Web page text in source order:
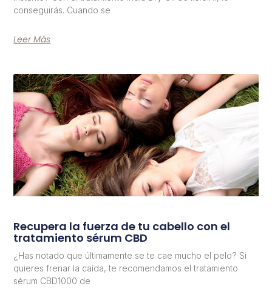
conseguirás. Cuando se
Leer Más
Recupera la fuerza de tu cabello con el
tratamiento sérum CBD
¿Has notado que últimamente se te cae mucho el pelo? Si
quieres frenar la caída, te recomendamos el tratamiento
sérum CBD1000 de